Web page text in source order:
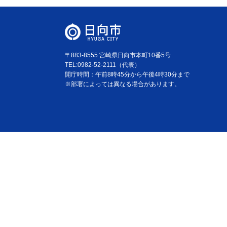
〒883-8555 宮崎県日向市本町10番5号
TEL:0982-52-2111（代表）
開庁時間：午前8時45分から午後4時30分まで
※部署によっては異なる場合があります。